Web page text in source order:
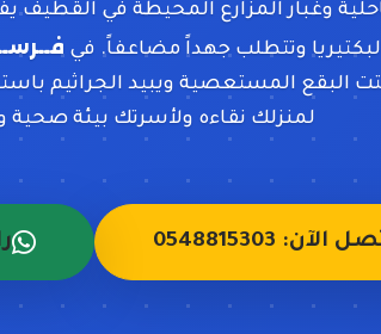
وغبار المزارع المحيطة في
وتتطلب جهداً مضاعفاً. في
البقع المستعصية ويبيد الجراثيم
لمنزلك نقاءه ولأسرتك بيئة صحية
الآن: 0548815303